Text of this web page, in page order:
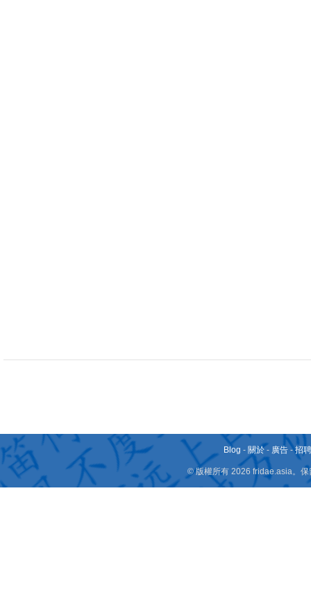
Blog - 關於 - 廣告 -招
© 版權所有 2026 fridae.asia。